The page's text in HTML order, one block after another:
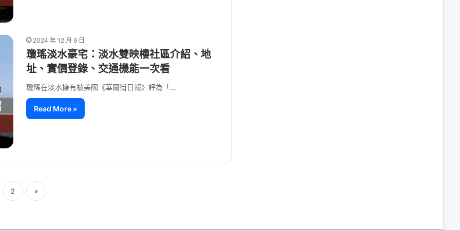
2024 年 12 月 9 日
瓊瑤淡水豪宅：淡水雙映樓社區介紹、地
址、實價登錄、交通機能一次看
瓊瑤在淡水擁有被美國《華爾街日報》評為「…
Read More »
2 »